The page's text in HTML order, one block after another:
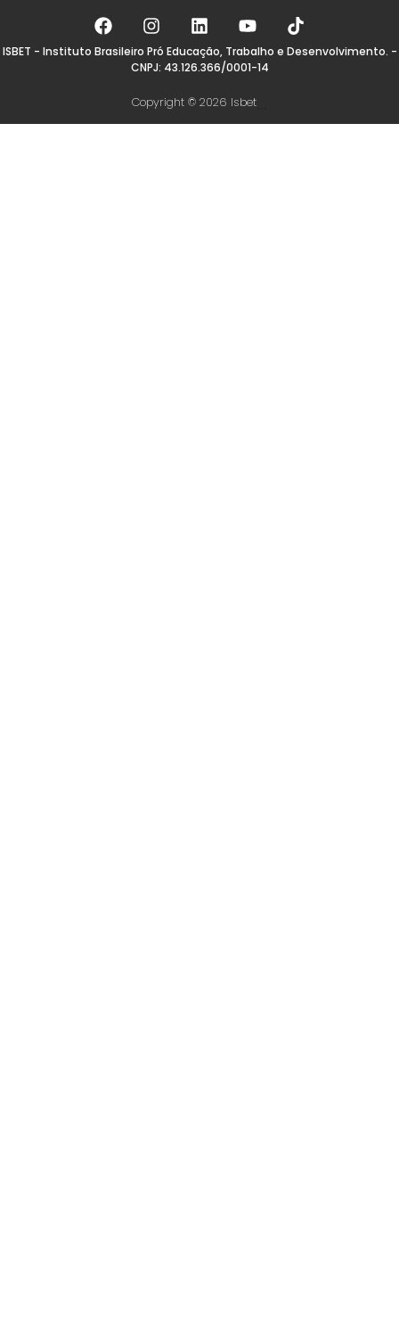
ISBET - Instituto Brasileiro Pró Educação, Trabalho e Desenvolvimento. -
CNPJ: 43.126.366/0001-14
Copyright © 2026 Isbet